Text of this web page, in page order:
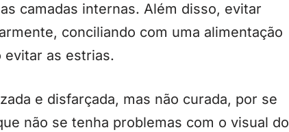
camadas internas. Além disso, evitar
conciliando com uma alimentação
evitar as estrias.
e disfarçada, mas não curada, por se
não se tenha problemas com o visual do